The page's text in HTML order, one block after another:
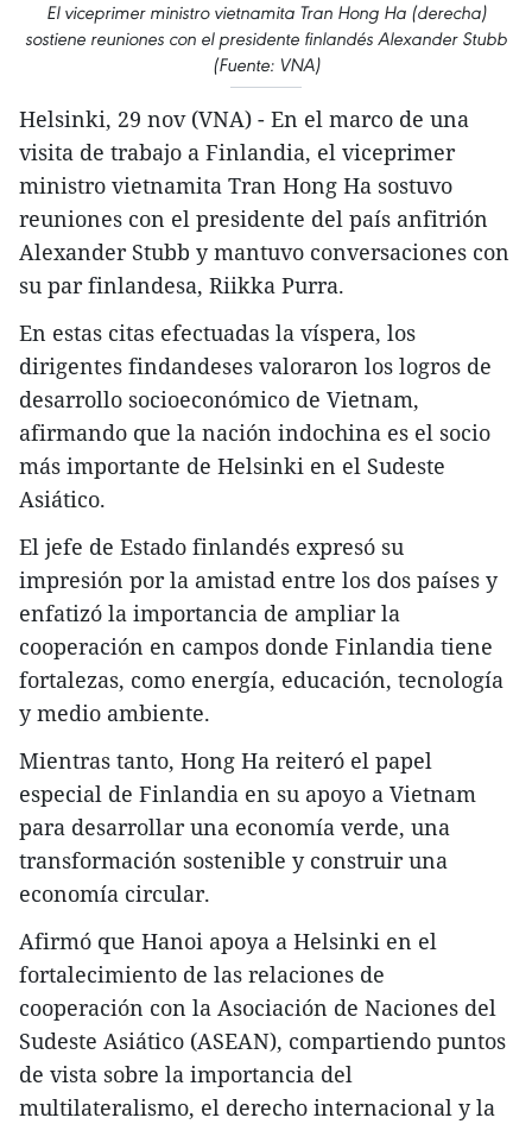
El viceprimer ministro vietnamita Tran Hong Ha (derecha)
sostiene reuniones con el presidente finlandés Alexander Stubb
(Fuente: VNA)
Helsinki, 29 nov (VNA) - En el marco de una
visita de trabajo a Finlandia, el viceprimer
ministro vietnamita Tran Hong Ha sostuvo
reuniones con el presidente del país anfitrión
Alexander Stubb y mantuvo conversaciones con
su par finlandesa, Riikka Purra.
En estas citas efectuadas la víspera, los
dirigentes findandeses valoraron los logros de
desarrollo socioeconómico de Vietnam,
afirmando que la nación indochina es el socio
más importante de Helsinki en el Sudeste
Asiático.
El jefe de Estado finlandés expresó su
impresión por la amistad entre los dos países y
enfatizó la importancia de ampliar la
cooperación en campos donde Finlandia tiene
fortalezas, como energía, educación, tecnología
y medio ambiente.
Mientras tanto, Hong Ha reiteró el papel
especial de Finlandia en su apoyo a Vietnam
para desarrollar una economía verde, una
transformación sostenible y construir una
economía circular.
Afirmó que Hanoi apoya a Helsinki en el
fortalecimiento de las relaciones de
cooperación con la Asociación de Naciones del
Sudeste Asiático (ASEAN), compartiendo puntos
de vista sobre la importancia del
multilateralismo, el derecho internacional y la